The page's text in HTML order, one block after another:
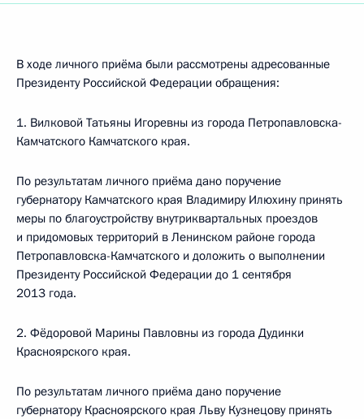
В ходе личного приёма были рассмотрены адресованные
Президенту Российской Федерации обращения:
1. Вилковой Татьяны Игоревны из города Петропавловска-
Камчатского Камчатского края.
По результатам личного приёма дано поручение
губернатору Камчатского края Владимиру Илюхину принять
меры по благоустройству внутриквартальных проездов
и придомовых территорий в Ленинском районе города
Петропавловска-Камчатского и доложить о выполнении
Президенту Российской Федерации до 1 сентября
2013 года.
2. Фёдоровой Марины Павловны из города Дудинки
Красноярского края.
По результатам личного приёма дано поручение
губернатору Красноярского края Льву Кузнецову принять